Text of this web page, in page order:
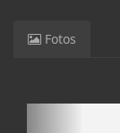
Fotos